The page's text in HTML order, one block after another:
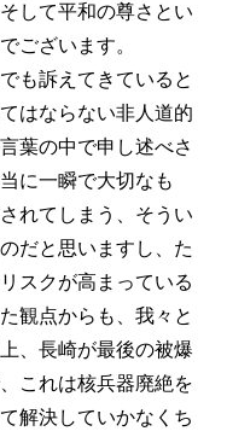
して平和の尊さとい
ございます。
も訴えてきていると
はならない非人道的
葉の中で申し述べさ
に一瞬で大切なも
れてしまう、そうい
だと思いますし、た
スクが高まっている
観点からも、我々と
、長崎が最後の被爆
これは核兵器廃絶を
解決していかなくち